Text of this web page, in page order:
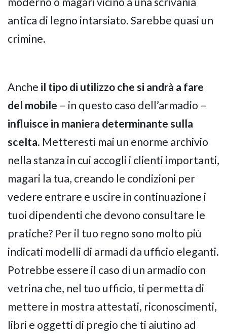
antica di legno intarsiato. Sarebbe quasi un
crimine.
Anche il tipo di utilizzo che si andrà a fare
del mobile – in questo caso dell’armadio –
influisce in maniera determinante sulla
scelta. Metteresti mai un enorme archivio
nella stanza in cui accogli i clienti importanti,
magari la tua, creando le condizioni per
vedere entrare e uscire in continuazione i
tuoi dipendenti che devono consultare le
pratiche? Per il tuo regno sono molto più
indicati modelli di armadi da ufficio eleganti.
Potrebbe essere il caso di un armadio con
vetrina che, nel tuo ufficio, ti permetta di
mettere in mostra attestati, riconoscimenti,
libri e oggetti di pregio che ti aiutino ad